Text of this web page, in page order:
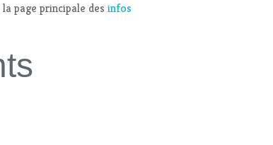
page principale des infos